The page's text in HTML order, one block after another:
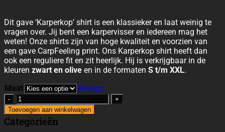
Dit gave ‘Karperkop’ shirt is een klassieker en laat weinig te
vragen over. Jij bent een karpervisser en iedereen mag het
weten! Onze shirts zijn van hoge kwaliteit en voorzien van
een gave CarpFeeling print. Ons Karperkop shirt heeft dan
ook een reguliere fit en zit heerlijk. Hij is verkrijgbaar in de
kleuren zwart en olive en in de formaten S t/m XXL.
Maat
Wissen
Shirt
'Karperkop'
zwart
aantal
Toevoegen aan winkelwagen
Categorieën